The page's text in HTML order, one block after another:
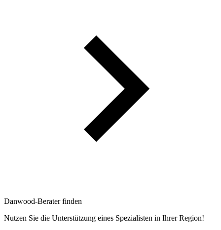
Danwood-Berater finden
Nutzen Sie die Unterstützung eines Spezialisten in Ihrer Region!